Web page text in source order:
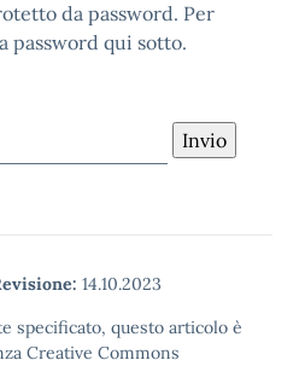
da password. Per
password qui sotto.
14.10.2023
specificato, questo articolo è
Creative Commons